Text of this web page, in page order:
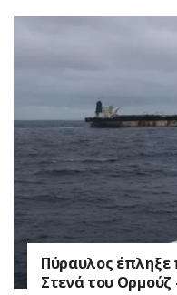
Πύραυλος έπληξε
Στενά του Ορμούζ